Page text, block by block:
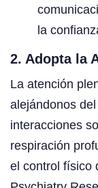
la
2. Adopta la
La atención
alejándonos
interacciones
respiración
el control físico